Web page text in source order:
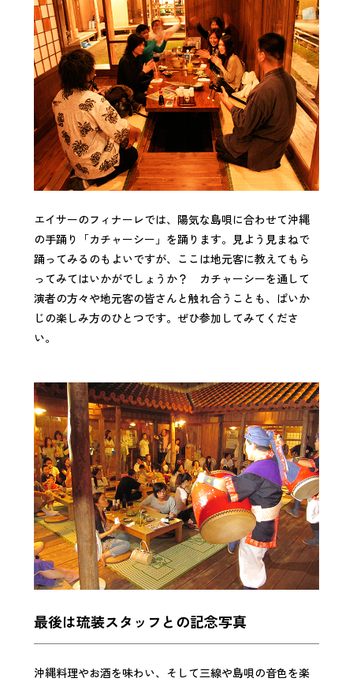
エイサーのフィナーレでは、陽気な島唄に合わせて沖縄
の手踊り「カチャーシー」を踊ります。見よう見まねで
踊ってみるのもよいですが、ここは地元客に教えてもら
ってみてはいかがでしょうか？ カチャーシーを通して
演者の方々や地元客の皆さんと触れ合うことも、ぱいか
じの楽しみ方のひとつです。ぜひ参加してみてくださ
い。
最後は琉装スタッフとの記念写真
沖縄料理やお酒を味わい、そして三線や島唄の音色を楽